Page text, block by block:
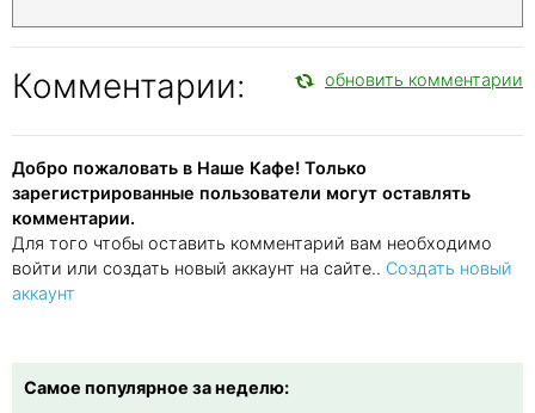
Комментарии: обновить комментарии
Добро пожаловать в Наше Кафе! Только
зарегистрированные пользователи могут оставлять
комментарии.
Для того чтобы оставить комментарий вам необходимо
войти или создать новый аккаунт на сайте.. Создать новый
аккаунт
Самое популярное за неделю: